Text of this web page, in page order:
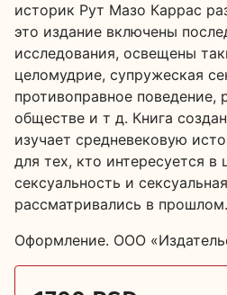
историк Рут Мазо Каррас
это издание включены
исследования, освещены
целомудрие, супружеская
противоправное поведение,
обществе и т д. Книга
изучает средневековую
для тех, кто интересуется в
сексуальность и
рассматривались в прошлом.
Оформление. ООО